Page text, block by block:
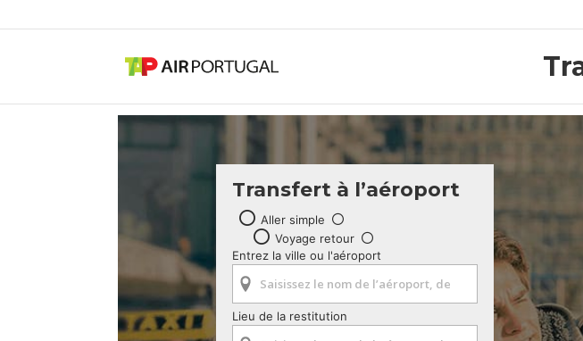
Transfert à l’aéroport
Aller simple
Voyage retour
Entrez la ville ou l'aéroport
Lieu de la restitution